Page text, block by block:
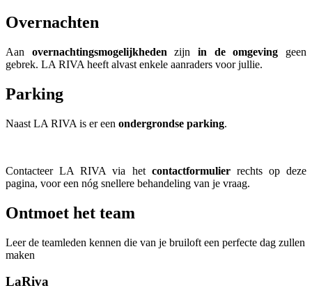
Overnachten
Aan overnachtingsmogelijkhedenzijnin de omgeving geen
gebrek. LA RIVA heeft alvast enkele aanraders voor jullie.
Parking
Naast LA RIVA is er een ondergrondse parking.
Contacteer LA RIVA via het contactformulier rechts op deze
pagina, voor een nóg snellere behandeling van je vraag.
Ontmoet het team
Leer de teamleden kennen die van je bruiloft een perfecte dag zullen
maken
LaRiva